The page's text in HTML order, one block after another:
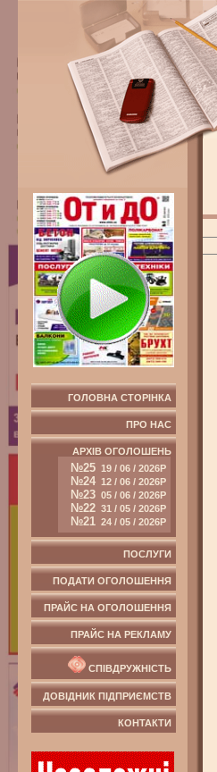
ГОЛОВНА СТОРІНКА
ПРО НАС
АРХІВ ОГОЛОШЕНЬ
№25 19 / 06 / 2026Р
№24 12 / 06 / 2026Р
№23 05 / 06 / 2026Р
№22 31 / 05 / 2026Р
№21 24 / 05 / 2026Р
ПОСЛУГИ
ПОДАТИ ОГОЛОШЕННЯ
ПРАЙС НА ОГОЛОШЕННЯ
ПРАЙС НА РЕКЛАМУ
СПІВДРУЖНІСТЬ
ДОВІДНИК ПІДПРИЄМСТВ
КОНТАКТИ